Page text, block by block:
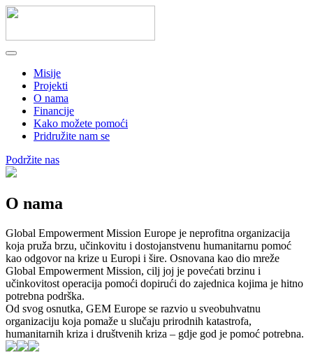
Misije
Projekti
O nama
Financije
Kako možete pomoći
Pridružite nam se
Podržite nas
O nama
Global Empowerment Mission Europe je neprofitna organizacija
koja pruža brzu, učinkovitu i dostojanstvenu humanitarnu pomoć
kao odgovor na krize u Europi i šire. Osnovana kao dio mreže
Global Empowerment Mission, cilj joj je povećati brzinu i
učinkovitost operacija pomoći dopirući do zajednica kojima je hitno
potrebna podrška.
Od svog osnutka, GEM Europe se razvio u sveobuhvatnu
organizaciju koja pomaže u slučaju prirodnih katastrofa,
humanitarnih kriza i društvenih kriza – gdje god je pomoć potrebna.